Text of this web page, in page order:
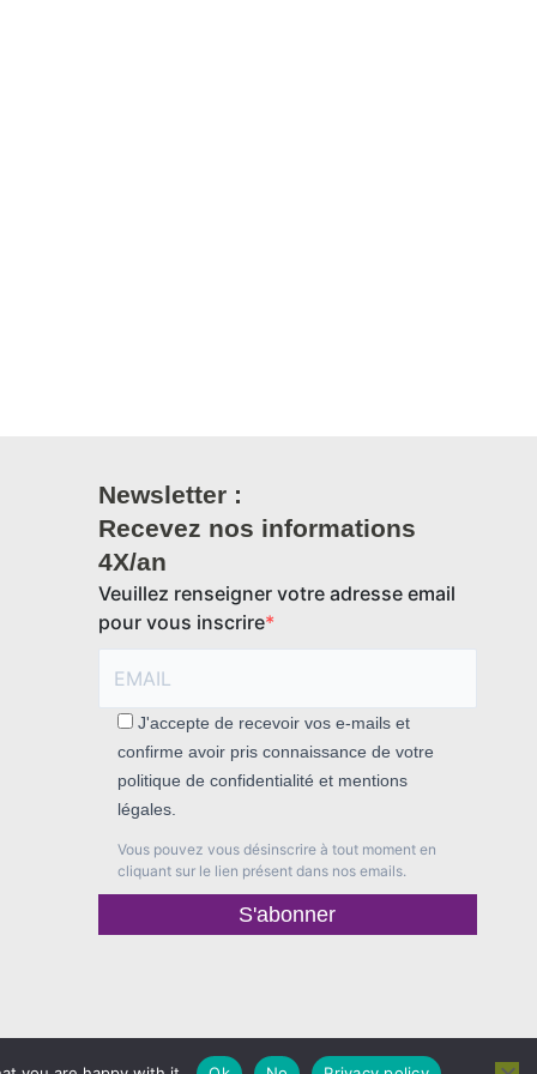
Newsletter :
Recevez nos informations
4X/an
Veuillez renseigner votre adresse email
pour vous inscrire
J'accepte de recevoir vos e-mails et
confirme avoir pris connaissance de votre
politique de confidentialité et mentions
légales.
Vous pouvez vous désinscrire à tout moment en
cliquant sur le lien présent dans nos emails.
S'abonner
F
I